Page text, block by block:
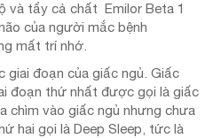
và tẩy cả chất Emilor Beta 1
của người mắc bệnh
mất trí nhớ.
giai đoạn của giấc ngủ. Giấc
đoạn thứ nhất được gọi là giấc
chìm vào giấc ngủ nhưng chưa
hai gọi là Deep Sleep, tức là